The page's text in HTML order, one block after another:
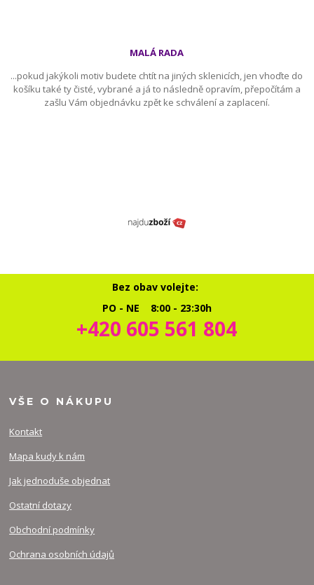
MALÁ RADA
...pokud jakýkoli motiv budete chtít na jiných sklenicích, jen vhoďte do
košíku také ty čisté, vybrané a já to následně opravím, přepočítám a
zašlu Vám objednávku zpět ke schválení a zaplacení.
Bez obav volejte:
PO - NE 8:00 - 23:30h
+420 605 561 804
VŠE O NÁKUPU
Kontakt
Mapa kudy k nám
Jak jednoduše objednat
Ostatní dotazy
Obchodní podmínky
Ochrana osobních údajů